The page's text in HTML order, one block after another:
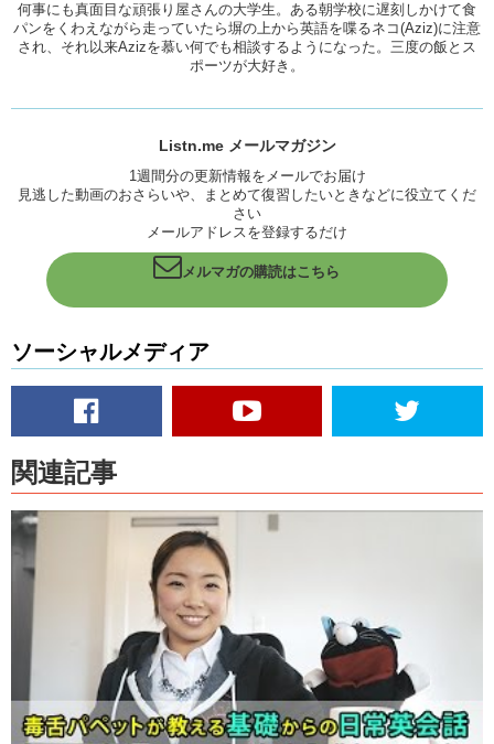
Mana:でもI have…ってなんだっけ？どういう意味？
“I have been to the US three times.” means that you went to the
Yes! Mana, have you ever been to the US?
Mana:ever…?
We often use “ever” with present perfect tense when talking
Mana: 今までに、とかこれまでにっていうeverだね
Mana:一回だけ行ったことがある！
Mana:でも…もう一回聞きたいんだけど、なんで I went to the US
three times. じゃダメなの？ 日本語だとこれでも3回アメリカに行っ
Aziz:Hmm…well, “I went to the US 3 times,” sounds a bit odd. It
would be more natural to say “I went to the US
to Canada3 years ago.” This shows a specific time. “I have been to
ドコドコ” is not focusing on time.
Mana:
なるほど。過去のある一点を表す言葉と一緒に使うのが過去形
で、今よりも前、いつでもいいから今よりも前に何かが起こったって
時に現在完了形。つまり…そうだね、今よりも前いつかに何かが起こ
ったって言うよりは、今よりも前にいつか怒った事がある、の方が自
There you go.
So guys, do you understand present perfect?
何事にも真面目な頑張り屋さんの大学生。ある朝学校に遅刻しかけて食
パンをくわえながら走っていたら塀の上から英語を喋るネコ(Aziz)に注意
され、それ以来Azizを慕い何でも相談するようになった。三度の飯とス
ポーツが大好き。
Listn.me メールマガジン
1週間分の更新情報をメールでお届け
見逃した動画のおさらいや、まとめて復習したいときなどに役立てくだ
さい
メールアドレスを登録するだけ
メルマガの購読はこちら
ソーシャルメディア
関連記事